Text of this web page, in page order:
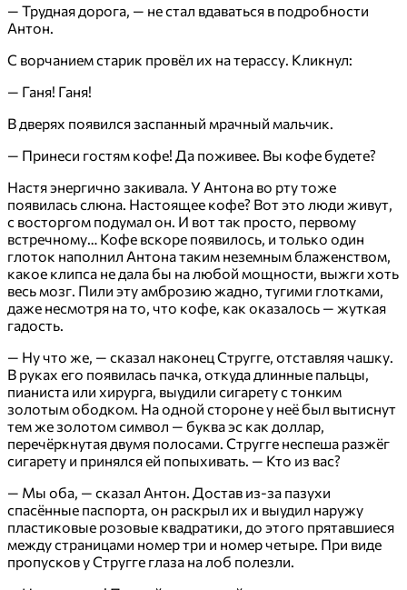
— Трудная дорога, — не стал вдаваться в подробности
Антон.
С ворчанием старик провёл их на терассу. Кликнул:
— Ганя! Ганя!
В дверях появился заспанный мрачный мальчик.
— Принеси гостям кофе! Да поживее. Вы кофе будете?
Настя энергично закивала. У Антона во рту тоже
появилась слюна. Настоящее кофе? Вот это люди живут,
с восторгом подумал он. И вот так просто, первому
встречному… Кофе вскоре появилось, и только один
глоток наполнил Антона таким неземным блаженством,
какое клипса не дала бы на любой мощности, выжги хоть
весь мозг. Пили эту амброзию жадно, тугими глотками,
даже несмотря на то, что кофе, как оказалось — жуткая
гадость.
— Ну что же, — сказал наконец Стругге, отставляя чашку.
В руках его появилась пачка, откуда длинные пальцы,
пианиста или хирурга, выудили сигарету с тонким
золотым ободком. На одной стороне у неё был вытиснут
тем же золотом символ — буква эс как доллар,
перечёркнутая двумя полосами. Стругге неспеша разжёг
сигарету и принялся ей попыхивать. — Кто из вас?
— Мы оба, — сказал Антон. Достав из-за пазухи
спасённые паспорта, он раскрыл их и выудил наружу
пластиковые розовые квадратики, до этого прятавшиеся
между страницами номер три и номер четыре. При виде
пропусков у Стругге глаза на лоб полезли.